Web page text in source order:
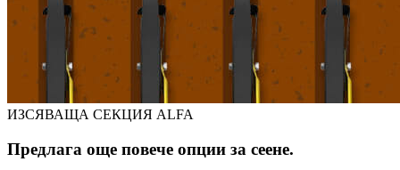
ИЗСЯВАЩА СЕКЦИЯ ALFA
Предлага още повече опции за сеене.